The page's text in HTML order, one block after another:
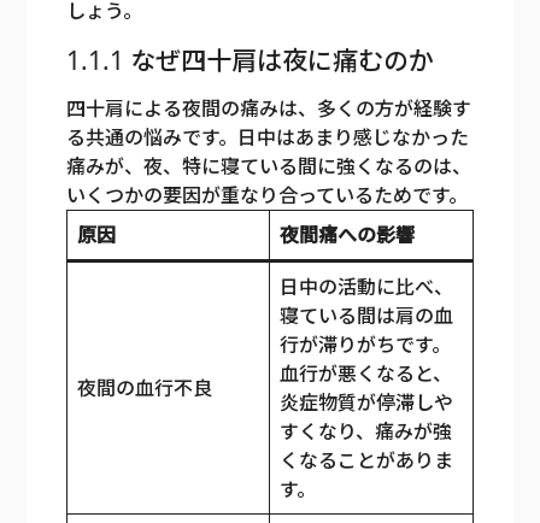
しょう。
1.1.1 なぜ四十肩は夜に痛むのか
四十肩による夜間の痛みは、多くの方が経験す
る共通の悩みです。日中はあまり感じなかった
痛みが、夜、特に寝ている間に強くなるのは、
いくつかの要因が重なり合っているためです。
原因
夜間痛への影響
夜間の血行不良
日中の活動に比べ、
寝ている間は肩の血
行が滞りがちです。
血行が悪くなると、
炎症物質が停滞しや
すくなり、痛みが強
くなることがありま
す。